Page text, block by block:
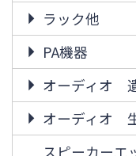
ラック他
PA機器
オーディオ
オーディオ
スピーカーエ